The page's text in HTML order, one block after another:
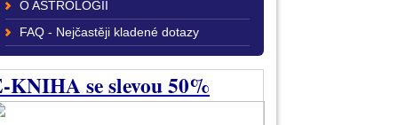
O ASTROLOGII
FAQ - Nejčastěji kladené dotazy
KNIHA se slevou 50%